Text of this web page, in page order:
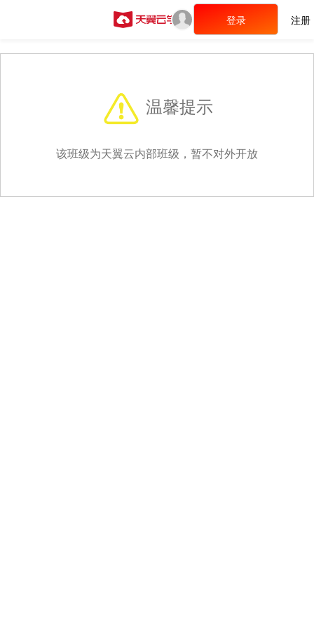
登录 注册
温馨提示
该班级为天翼云内部班级，暂不对外开放